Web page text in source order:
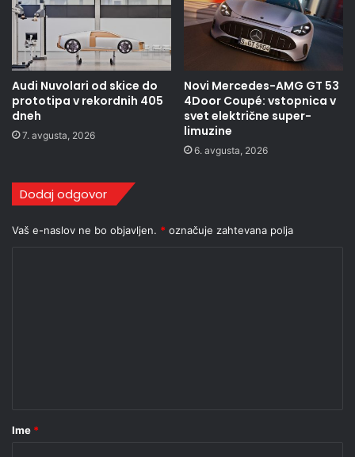
Audi Nuvolari od skice do
prototipa v rekordnih 405
dneh
7. avgusta, 2026
Novi Mercedes-AMG GT 53
4Door Coupé: vstopnica v
svet električne super-
limuzine
6. avgusta, 2026
Dodaj odgovor
Vaš e-naslov ne bo objavljen. * označuje zahtevana polja
rIme *